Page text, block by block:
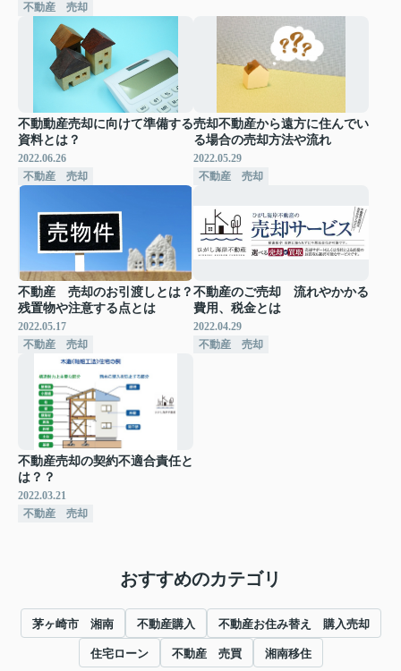
不動産 売却
不動動産売却に向けて準備する
資料とは？
2022.06.26
不動産 売却
売却不動産から遠方に住んでい
る場合の売却方法や流れ
2022.05.29
不動産 売却
不動産 売却のお引渡しとは？
残置物や注意する点とは
2022.05.17
不動産 売却
不動産のご売却 流れやかかる
費用、税金とは
2022.04.29
不動産 売却
不動産売却の契約不適合責任と
は？？
2022.03.21
不動産 売却
おすすめのカテゴリ
茅ヶ崎市 湘南 不動産購入 不動産お住み替え 購入売却
住宅ローン 不動産 売買 湘南移住